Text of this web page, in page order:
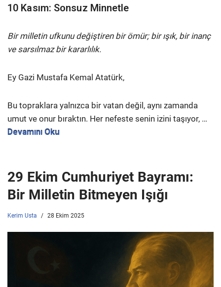
10 Kasım: Sonsuz Minnetle
Bir milletin ufkunu değiştiren bir ömür; bir ışık, bir inanç
ve sarsılmaz bir kararlılık.
Ey Gazi Mustafa Kemal Atatürk,
Bu topraklara yalnızca bir vatan değil, aynı zamanda
umut ve onur bıraktın. Her nefeste senin izini taşıyor, …
Devamını Oku
29 Ekim Cumhuriyet Bayramı:
Bir Milletin Bitmeyen Işığı
Kerim Usta 28 Ekim 2025